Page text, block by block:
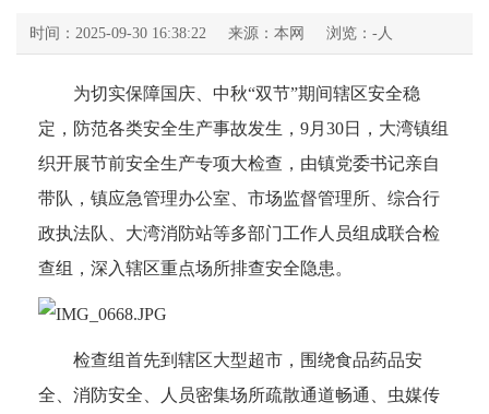
时间：2025-09-30 16:38:22 来源：本网 浏览： - 人
为切实保障国庆、中秋“双节”期间辖区安全稳
定，防范各类安全生产事故发生，9月30日，大湾镇组
织开展节前安全生产专项大检查，由镇党委书记亲自
带队，镇应急管理办公室、市场监督管理所、综合行
政执法队、大湾消防站等多部门工作人员组成联合检
查组，深入辖区重点场所排查安全隐患。
检查组首先到辖区大型超市，围绕食品药品安
全、消防安全、人员密集场所疏散通道畅通、虫媒传